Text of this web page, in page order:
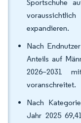
Sportschuhe
expandieren.
Nach
Anteils auf
2026–2031
voranschreitet.
Nach
Jahr 2025